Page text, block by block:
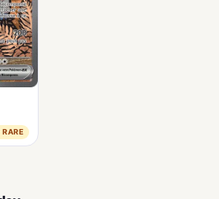
RARE